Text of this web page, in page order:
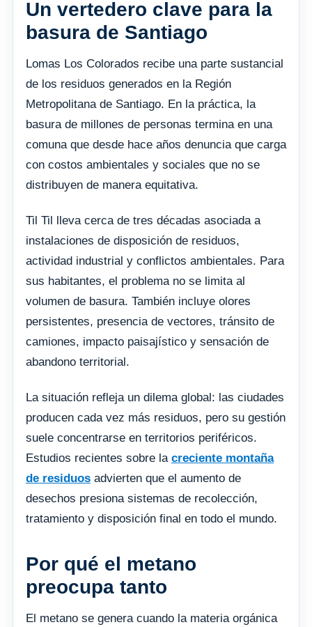
Un vertedero clave para la
basura de Santiago
Lomas Los Colorados recibe una parte sustancial
de los residuos generados en la Región
Metropolitana de Santiago. En la práctica, la
basura de millones de personas termina en una
comuna que desde hace años denuncia que carga
con costos ambientales y sociales que no se
distribuyen de manera equitativa.
Til Til lleva cerca de tres décadas asociada a
instalaciones de disposición de residuos,
actividad industrial y conflictos ambientales. Para
sus habitantes, el problema no se limita al
volumen de basura. También incluye olores
persistentes, presencia de vectores, tránsito de
camiones, impacto paisajístico y sensación de
abandono territorial.
La situación refleja un dilema global: las ciudades
producen cada vez más residuos, pero su gestión
suele concentrarse en territorios periféricos.
Estudios recientes sobre la creciente montaña
de residuos advierten que el aumento de
desechos presiona sistemas de recolección,
tratamiento y disposición final en todo el mundo.
Por qué el metano
preocupa tanto
El metano se genera cuando la materia orgánica